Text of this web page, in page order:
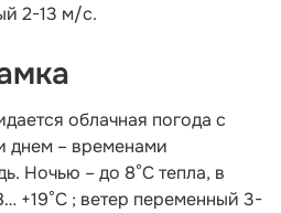
2-13 м/с.
облачная погода с
днем – временами
Ночью – до 8°С тепла, в
+19°С ; ветер переменный 3-